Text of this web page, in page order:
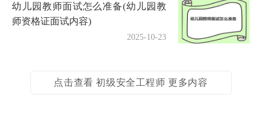
幼儿园教师面试怎么准备(幼儿园教
师资格证面试内容)
2025-10-23
点击查看 初级安全工程师 更多内容